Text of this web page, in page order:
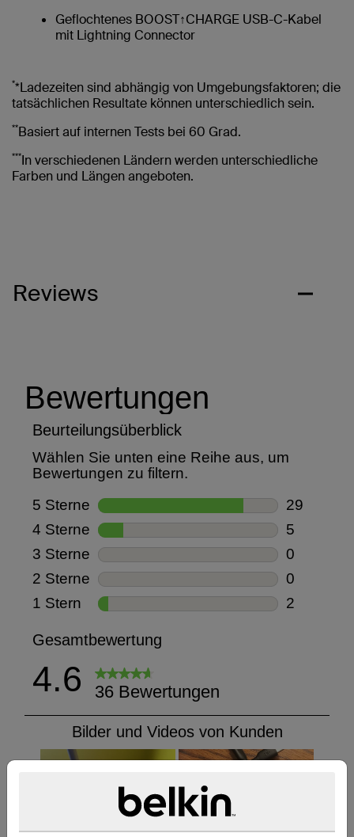
Geflochtenes BOOST↑CHARGE USB-C-Kabel
mit Lightning Connector
**Ladezeiten sind abhängig von Umgebungsfaktoren; die
tatsächlichen Resultate können unterschiedlich sein.
**Basiert auf internen Tests bei 60 Grad.
***In verschiedenen Ländern werden unterschiedliche
Farben und Längen angeboten.
Reviews